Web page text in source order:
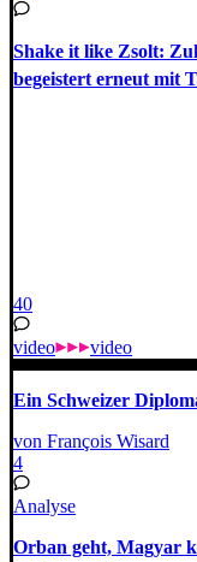
Shake it like Zsolt:
begeistert erneut mit
40
video video
Ein Schweizer
von François Wisard
4
Analyse
Orban geht, Magyar